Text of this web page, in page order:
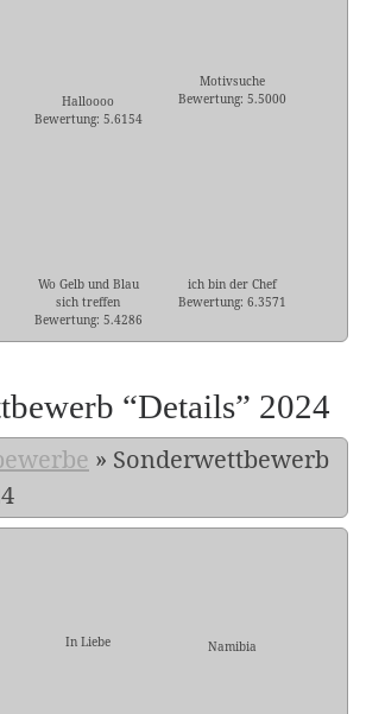
Halloooo
Bewertung: 5.6154
Motivsuche
Bewertung: 5.5000
Wo Gelb und Blau
sich treffen
Bewertung: 5.4286
ich bin der Chef
Bewertung: 6.3571
“Details” 2024
» Sonderwettbewerb
In Liebe Namibia